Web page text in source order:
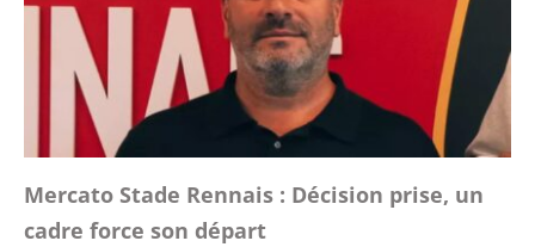
Mercato Stade Rennais : Décision prise, un
cadre force son départ